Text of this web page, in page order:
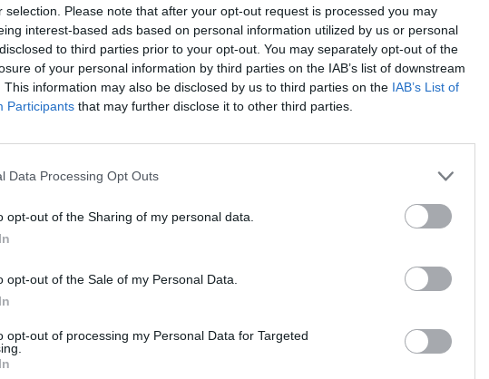
selection. Please note that after your opt-out request is processed you may
interest-based ads based on personal information utilized by us or personal
to third parties prior to your opt-out. You may separately opt-out of the
of your personal information by third parties on the IAB’s list of downstream
This information may also be disclosed by us to third parties on the IAB’s List of
Participants that may further disclose it to other third parties.
Data Processing Opt Outs
opt-out of the Sharing of my personal data.
opt-out of the Sale of my Personal Data.
opt-out of processing my Personal Data for Targeted
για
Γιώργος Μυλωνάκης,
«σε μυθιστορηματικού τύπου